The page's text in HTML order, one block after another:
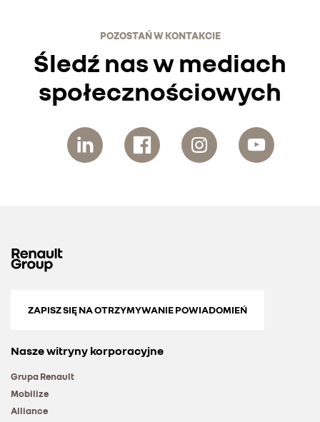
POZOSTAŃ W KONTAKCIE
Śledź nas w mediach
społecznościowych
ZAPISZ SIĘ NA OTRZYMYWANIE POWIADOMIEŃ
Nasze witryny korporacyjne
Grupa Renault
Mobilize
Alliance